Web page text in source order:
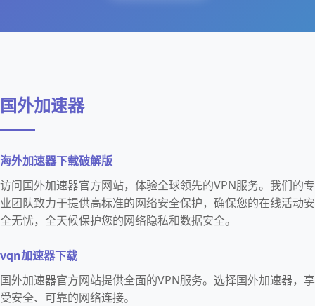
国外加速器
海外加速器下载破解版
访问国外加速器官方网站，体验全球领先的VPN服务。我们的专
业团队致力于提供高标准的网络安全保护，确保您的在线活动安
全无忧，全天候保护您的网络隐私和数据安全。
vqn加速器下载
国外加速器官方网站提供全面的VPN服务。选择国外加速器，享
受安全、可靠的网络连接。